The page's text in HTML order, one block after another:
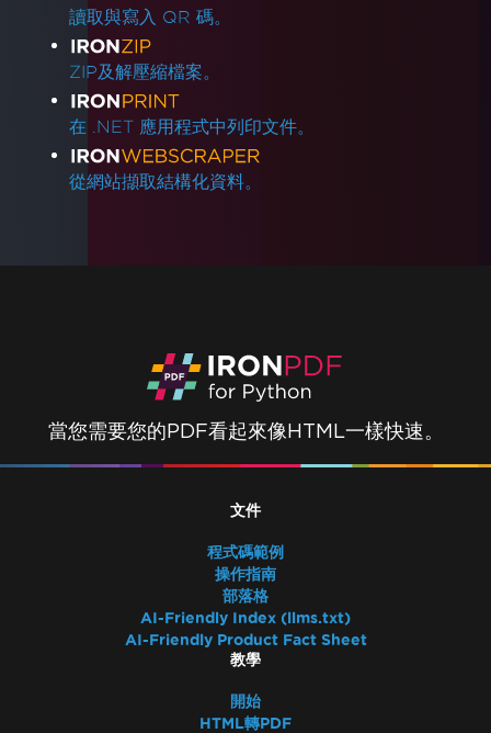
讀取與寫入 QR 碼。
ZIP及解壓縮檔案。
在 .NET 應用程式中列印文件。
從網站擷取結構化資料。
當您需要您的PDF看起來像HTML一樣快速。
文件
程式碼範例
操作指南
部落格
AI-Friendly Index (llms.txt)
AI-Friendly Product Fact Sheet
教學
開始
HTML轉PDF